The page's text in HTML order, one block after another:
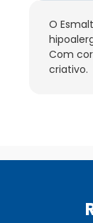
O
Com
criativo.